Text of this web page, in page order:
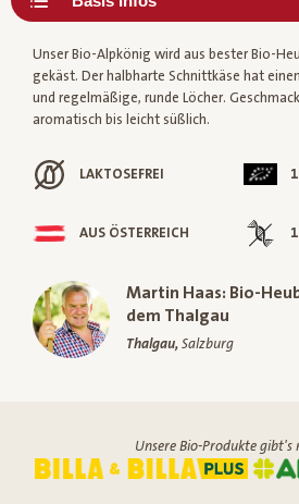
Unser Bio-Alpkönig wird aus bester Bio-
gekäst. Der halbharte Schnittkäse hat
und regelmäßige, runde Löcher.
aromatisch bis leicht süßlich.
LAKTOSEFREI
AUS ÖSTERREICH
Martin Haas: Bio-
dem Thalgau
Thalgau, Salzburg
Unsere Bio-Produkte gibt's